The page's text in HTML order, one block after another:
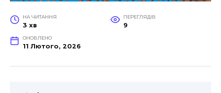
НА ЧИТАННЯ
3 хв
ПЕРЕГЛЯДІВ
9
ОНОВЛЕНО
11 Лютого, 2026